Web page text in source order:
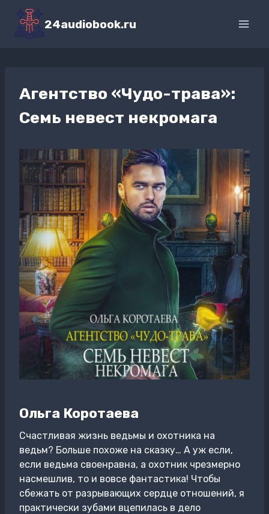
Перейти
содержимому
24audiobook.ru
Агентство «Чудо-трава»:
Семь невест некромага
Ольга Коротаева
Счастливая жизнь ведьмы и охотника на
ведьм? Больше похоже на сказку… А уж если,
если ведьма своенравна, а охотник чрезмерно
насмешлив, то и вовсе фантастика! Чтобы
сбежать от разрывающих сердце отношений, я
практически зубами вцепилась в дело